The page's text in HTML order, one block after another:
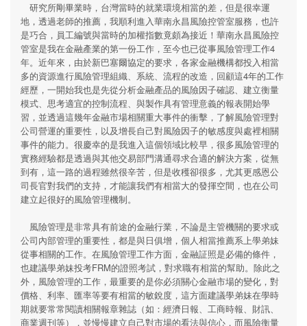
研究所剛畢業時，台灣當時的就業環境相當的差，但是很幸運
地，透過老師的推薦，我順利進入華南永昌風險控管室服務，也許
是巧合，員工編號與當時的加權指數竟頗為接近！華南永昌風險控
管室是我在金融產業的第一份工作，至今也已從事風險管理工作4
年。近年來，由於新巴塞爾協定的要求，各家金融機構都投入相當
多的資源進行風險管理組織、系統、流程的改造，回顧這4年的工作
經歷，一開始我也是先從分析金融產品的風險因子確認、建立衡量
模式、思考適宜的控制流程、與製作具有管理意義的報表開始學
習，並透過這幾年金融市場相關重大事件的衝擊，了解風險管理對
公司營運的重要性，以及增長自己對風險因子的敏感度與處裡相關
事件的能力。很慶幸的是我進入這個領域比較早，很多風險管理的
實務經驗都是透過與其他交易部門溝通尋求合適的解決方案，從無
到有，這一路的過程雖然很辛苦，但是收穫卻很多，尤其更感恩公
司長官對我們的支持，才能讓我們有相當大的發揮空間，也在公司
建立起很好的風險管理機制。
風險管理是非常具有前途的金融行業，不論是主管機關的要求或
公司內部管理的重要性，都是與日俱增，個人相當推薦系上學弟妹
從事相關的工作。在風險管理工作方面，金融証照是必備的條件，
也建議學弟妹投考FRM的證照考試，對求職有相當的幫助。除此之
外，風險管理的工作，最重要的是你必須關心金融市場的變化，對
價格、利率、匯率等要有相當的敏銳度，這方面建議學弟妹在學時
期就要常常閱讀相關報章雜誌（如：經濟日報、工商時報、財訊、
商業週刊等），並慢慢建立自己對市場的看法與信心，而風險衡量